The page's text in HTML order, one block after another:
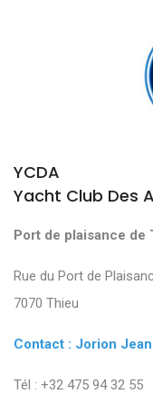
YCDA
Yacht Club Des
Port de plaisance de
Rue du Port de
7070 Thieu
Contact : Jorion
Tél : +32 475 94 32 55